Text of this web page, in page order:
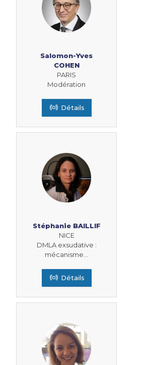
Salomon-Yves
COHEN
PARIS
Modération
Détails
Stéphanie BAILLIF
NICE
DMLA exsudative :
mécanisme...
Détails